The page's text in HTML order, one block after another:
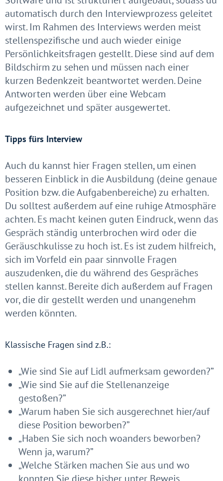
automatisch durch den Interviewprozess geleitet
wirst. Im Rahmen des Interviews werden meist
stellenspezifische und auch wieder einige
Persönlichkeitsfragen gestellt. Diese sind auf dem
Bildschirm zu sehen und müssen nach einer
kurzen Bedenkzeit beantwortet werden. Deine
Antworten werden über eine Webcam
aufgezeichnet und später ausgewertet.
Tipps fürs Interview
Auch du kannst hier Fragen stellen, um einen
besseren Einblick in die Ausbildung (deine genaue
Position bzw. die Aufgabenbereiche) zu erhalten.
Du solltest außerdem auf eine ruhige Atmosphäre
achten. Es macht keinen guten Eindruck, wenn das
Gespräch ständig unterbrochen wird oder die
Geräuschkulisse zu hoch ist. Es ist zudem hilfreich,
sich im Vorfeld ein paar sinnvolle Fragen
auszudenken, die du während des Gespräches
stellen kannst. Bereite dich außerdem auf Fragen
vor, die dir gestellt werden und unangenehm
werden könnten.
Klassische Fragen sind z.B.:
„Wie sind Sie auf Lidl aufmerksam geworden?”
„Wie sind Sie auf die Stellenanzeige
gestoßen?”
„Warum haben Sie sich ausgerechnet hier/auf
diese Position beworben?”
„Haben Sie sich noch woanders beworben?
Wenn ja, warum?”
„Welche Stärken machen Sie aus und wo